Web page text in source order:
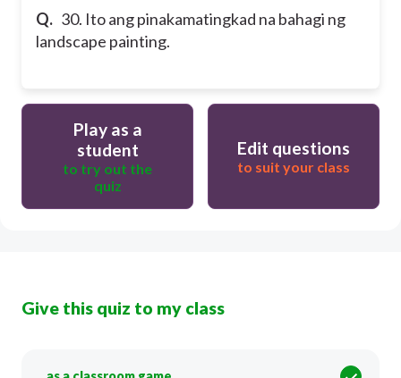
Q. 30. Ito ang pinakamatingkad na bahagi ng
landscape painting.
Play as a
student
to try out the
quiz
Edit questions
to suit your class
Give this quiz to my class